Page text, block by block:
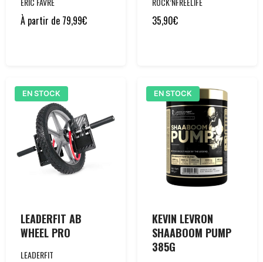
À partir de 79,99€ 35,90€
EN STOCK
LEADERFIT AB
WHEEL PRO
LEADERFIT
EN STOCK
KEVIN LEVRON
SHAABOOM PUMP
385G